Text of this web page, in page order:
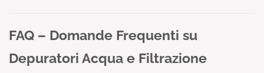
FAQ – Domande Frequenti su
Depuratori Acqua e Filtrazione